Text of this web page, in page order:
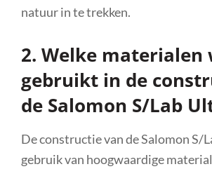
natuur in te trekken.
2. Welke materialen
gebruikt in de
de Salomon S/Lab
De constructie van de Salomon S/
gebruik van hoogwaardige